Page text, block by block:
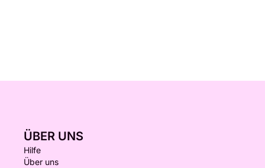
ÜBER UNS
Hilfe
Über uns